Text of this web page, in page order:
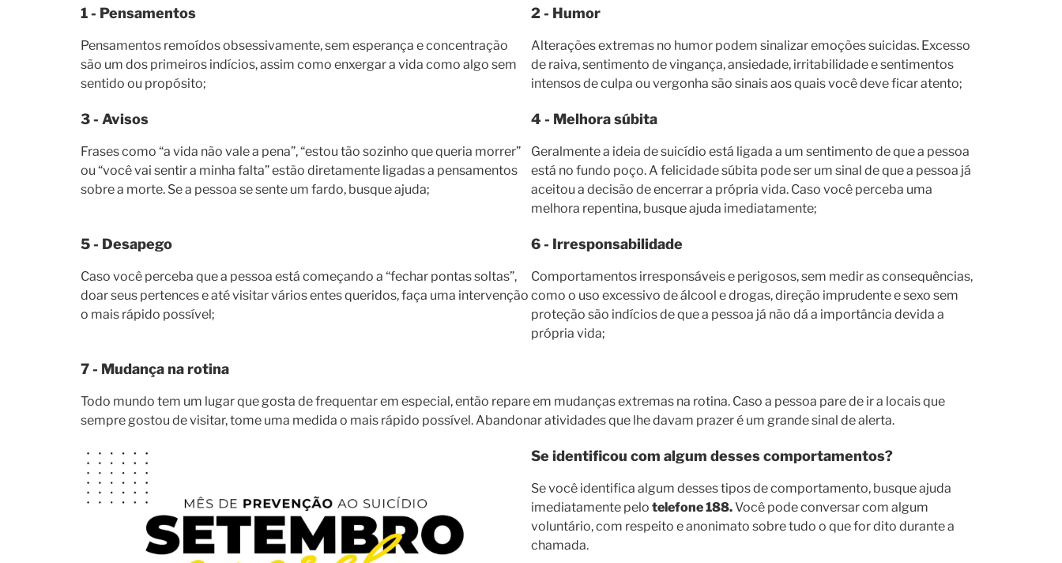
1 - Pensamentos
Pensamentos remoídos obsessivamente, sem esperança e concentração
são um dos primeiros indícios, assim como enxergar a vida como algo sem
sentido ou propósito;
2 - Humor
Alterações extremas no humor podem sinalizar emoções suicidas. Excesso
de raiva, sentimento de vingança, ansiedade, irritabilidade e sentimentos
intensos de culpa ou vergonha são sinais aos quais você deve ficar atento;
3 - Avisos
Frases como “a vida não vale a pena”, “estou tão sozinho que queria morrer”
ou “você vai sentir a minha falta” estão diretamente ligadas a pensamentos
sobre a morte. Se a pessoa se sente um fardo, busque ajuda;
4 - Melhora súbita
Geralmente a ideia de suicídio está ligada a um sentimento de que a pessoa
está no fundo poço. A felicidade súbita pode ser um sinal de que a pessoa já
aceitou a decisão de encerrar a própria vida. Caso você perceba uma
melhora repentina, busque ajuda imediatamente;
5 - Desapego
Caso você perceba que a pessoa está começando a “fechar pontas soltas”,
doar seus pertences e até visitar vários entes queridos, faça uma intervenção
o mais rápido possível;
6 - Irresponsabilidade
Comportamentos irresponsáveis e perigosos, sem medir as consequências,
como o uso excessivo de álcool e drogas, direção imprudente e sexo sem
proteção são indícios de que a pessoa já não dá a importância devida a
própria vida;
7 - Mudança na rotina
Todo mundo tem um lugar que gosta de frequentar em especial, então repare em mudanças extremas na rotina. Caso a pessoa pare de ir a locais que
sempre gostou de visitar, tome uma medida o mais rápido possível. Abandonar atividades que lhe davam prazer é um grande sinal de alerta.
Se identificou com algum desses comportamentos?
Se você identifica algum desses tipos de comportamento, busque ajuda
imediatamente pelo telefone 188.Você pode conversar com algum
voluntário, com respeito e anonimato sobre tudo o que for dito durante a
chamada.